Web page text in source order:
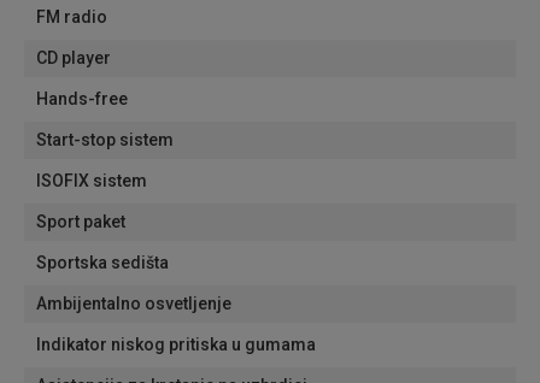
FM radio
CD player
Hands-free
Start-stop sistem
ISOFIX sistem
Sport paket
Sportska sedišta
Ambijentalno osvetljenje
Indikator niskog pritiska u gumama